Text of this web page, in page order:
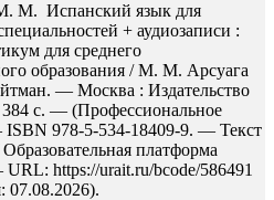
М. Испанский язык для
+ аудиозаписи :
для среднего
образования / М. М. Арсуага
— Москва : Издательство
с. — (Профессиональное
ISBN 978-5-534-18409-9. — Текст
платформа
https://urait.ru/bcode/586491
07.08.2026).